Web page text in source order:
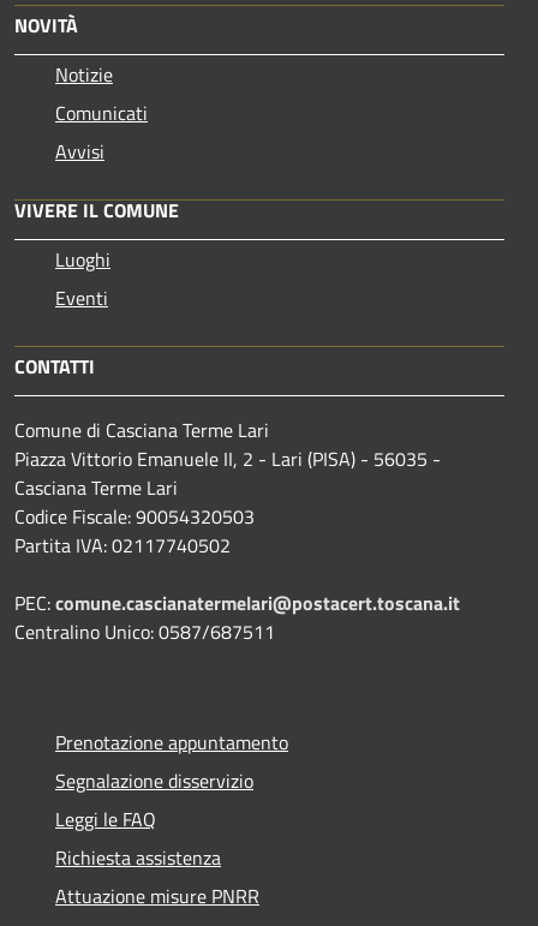
NOVITÀ
Notizie
Comunicati
Avvisi
VIVERE IL COMUNE
Luoghi
Eventi
CONTATTI
Comune di Casciana Terme Lari
Piazza Vittorio Emanuele II, 2 - Lari (PISA) - 56035 -
Casciana Terme Lari
Codice Fiscale: 90054320503
Partita IVA: 02117740502
PEC:comune.cascianatermelari@postacert.toscana.it
Centralino Unico: 0587/687511
Prenotazione appuntamento
Segnalazione disservizio
Leggi le FAQ
Richiesta assistenza
Attuazione misure PNRR